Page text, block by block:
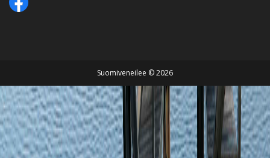
Suomiveneilee © 2026